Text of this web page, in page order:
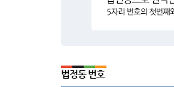
법정동 번호